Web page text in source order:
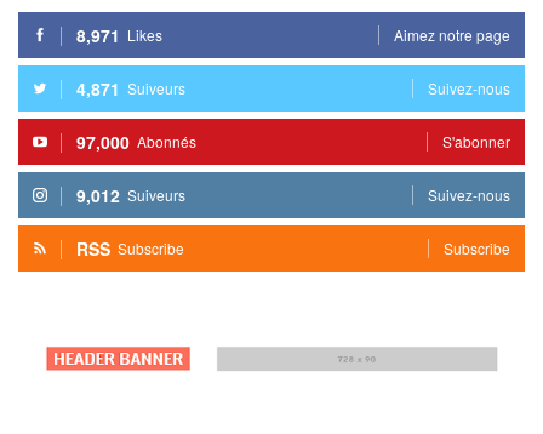
8,971 Likes Aimez notre page
4,871 Suiveurs Suivez-nous
97,000 Abonnés S'abonner
9,012 Suiveurs Suivez-nous
RSS Subscribe Subscribe